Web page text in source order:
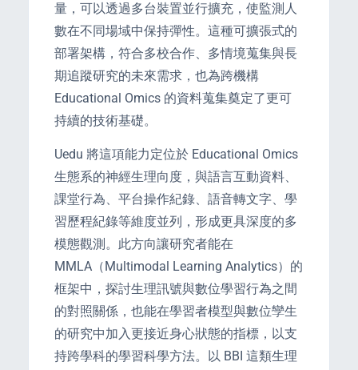
量，可以透過多台裝置並行擴充，使監測人
數在不同場域中保持彈性。這種可擴張式的
部署架構，符合多校合作、多情境蒐集與長
期追蹤研究的未來需求，也為跨機構
Educational Omics 的資料蒐集奠定了更可
持續的技術基礎。
Uedu 將這項能力定位於 Educational Omics
生態系的神經生理向度，與語言互動資料、
課堂行為、平台操作紀錄、語音轉文字、學
習歷程紀錄等維度並列，形成更具深度的多
模態觀測。此方向讓研究者能在
MMLA（Multimodal Learning Analytics）的
框架中，探討生理訊號與數位學習行為之間
的對照關係，也能在學習者模型與數位孿生
的研究中加入更接近身心狀態的指標，以支
持跨學科的學習科學方法。以 BBI 這類生理